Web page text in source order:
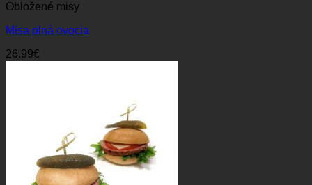
Obložené misy
Misa plná ovocia
26.99€